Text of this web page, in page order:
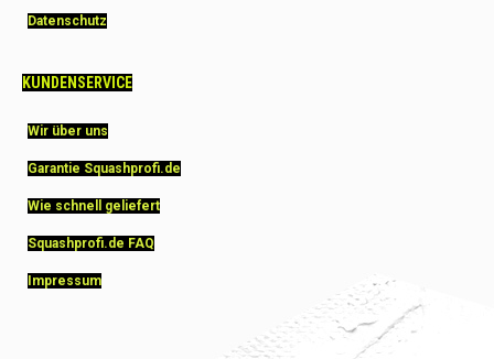
Datenschutz
KUNDENSERVICE
Wir über uns
Garantie Squashprofi.de
Wie schnell geliefert
Squashprofi.de FAQ
Impressum